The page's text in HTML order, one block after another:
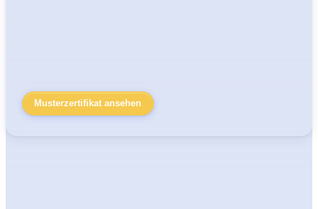
Musterzertifikat ansehen